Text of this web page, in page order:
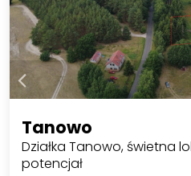
Tanowo
Działka Tanowo, świetna
potencjał